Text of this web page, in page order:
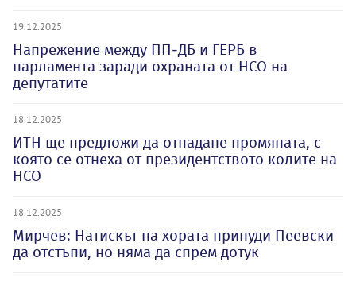
19.12.2025
Напрежение между ПП-ДБ и ГЕРБ в
парламента заради охраната от НСО на
депутатите
18.12.2025
ИТН ще предложи да отпадане промяната, с
която се отнеха от президентството колите на
НСО
18.12.2025
Мирчев: Натискът на хората принуди Пеевски
да отстъпи, но няма да спрем дотук